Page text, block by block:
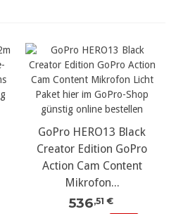
GoPro HERO13 Black
Creator Edition GoPro
Action Cam Content
Mikrofon...
536,51 €